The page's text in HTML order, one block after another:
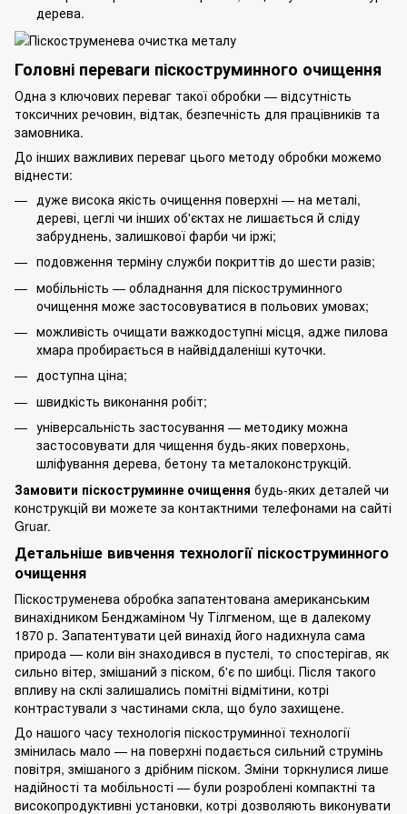
дерева.
Головні переваги піскоструминного очищення
Одна з ключових переваг такої обробки — відсутність
токсичних речовин, відтак, безпечність для працівників та
замовника.
До інших важливих переваг цього методу обробки можемо
віднести:
дуже висока якість очищення поверхні — на металі,
дереві, цеглі чи інших об'єктах не лишається й сліду
забруднень, залишкової фарби чи іржі;
подовження терміну служби покриттів до шести разів;
мобільність — обладнання для піскоструминного
очищення може застосовуватися в польових умовах;
можливість очищати важкодоступні місця, адже пилова
хмара пробирається в найвіддаленіші куточки.
доступна ціна;
швидкість виконання робіт;
універсальність застосування — методику можна
застосовувати для чищення будь-яких поверхонь,
шліфування дерева, бетону та металоконструкцій.
Замовити піскоструминне очищення будь-яких деталей чи
конструкцій ви можете за контактними телефонами на сайті
Gruar.
Детальніше вивчення технології піскоструминного
очищення
Піскоструменева обробка запатентована американським
винахідником Бенджаміном Чу Тілгменом, ще в далекому
1870 р. Запатентувати цей винахід його надихнула сама
природа — коли він знаходився в пустелі, то спостерігав, як
сильно вітер, змішаний з піском, б'є по шибці. Після такого
впливу на склі залишались помітні відмітини, котрі
контрастували з частинами скла, що було захищене.
До нашого часу технологія піскоструминної технології
змінилась мало — на поверхні подається сильний струмінь
повітря, змішаного з дрібним піском. Зміни торкнулися лише
надійності та мобільності — були розроблені компактні та
високопродуктивні установки, котрі дозволяють виконувати